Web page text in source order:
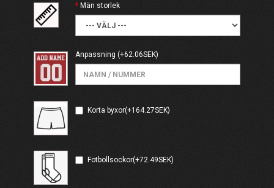
Män storlek
Anpassning (+62.06SEK)
Korta byxor(+164.27SEK)
Fotbollsockor(+72.49SEK)